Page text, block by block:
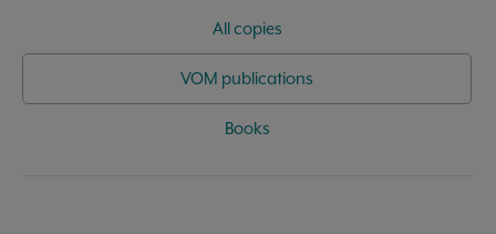
All copies
VOM publications
Books